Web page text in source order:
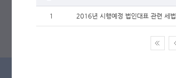
1 2016년 시행예정 법인대표 관련 세법